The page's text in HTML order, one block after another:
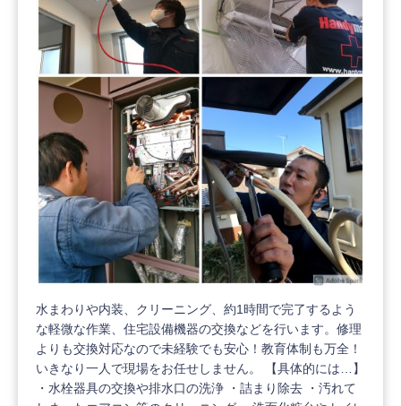
水まわりや内装、クリーニング、約1時間で完了するよう
な軽微な作業、住宅設備機器の交換などを行います。修理
よりも交換対応なので未経験でも安心！教育体制も万全！
いきなり一人で現場をお任せしません。 【具体的には…】
・水栓器具の交換や排水口の洗浄 ・詰まり除去 ・汚れて